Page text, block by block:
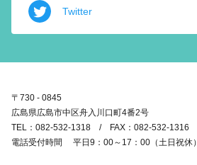
Twitter
〒730 - 0845
広島県広島市中区舟入川口町4番2号
TEL：082-532-1318 / FAX：082-532-1316
電話受付時間 平日9：00～17：00（土日祝休）